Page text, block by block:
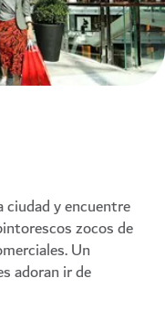
ciudad y encuentre
zocos de
Un
adoran ir de